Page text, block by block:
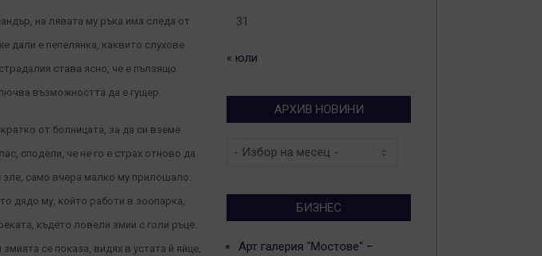
на лявата му ръка има следа от
дали е пепелянка, каквито слухове
става ясно, че е пълзящо
възможността да е гущер.
от болницата, за да си вземе
сподели, че не го е страх отново да
зле, само вчера малко му прилошало.
дядо му, който работи в зоопарка,
където ловели змии с голи ръце.
се показа, видях в устата й яйце,
31
« юли
АРХИВ НОВИНИ
Архив
БИЗНЕС
Арт галерия "Мостове" –